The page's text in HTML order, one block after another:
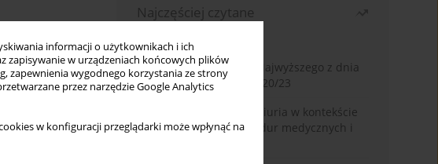
informacji o użytkownikach i ich
zapisywanie w urządzeniach końcowych plików
zapewnienia wygodnego korzystania ze strony
przez narzędzie Google Analytics
w konfiguracji przeglądarki może wpłynąć na
Najczęściej czytane
Miesiąc
Rok
Glosa do wyroku Sądu Najwyższego z dnia
2 lipca 2025 r., II CSKP 920/23
Zasada volenti non fit iniuria w kontekście
nieodwracalnych procedur medycznych i